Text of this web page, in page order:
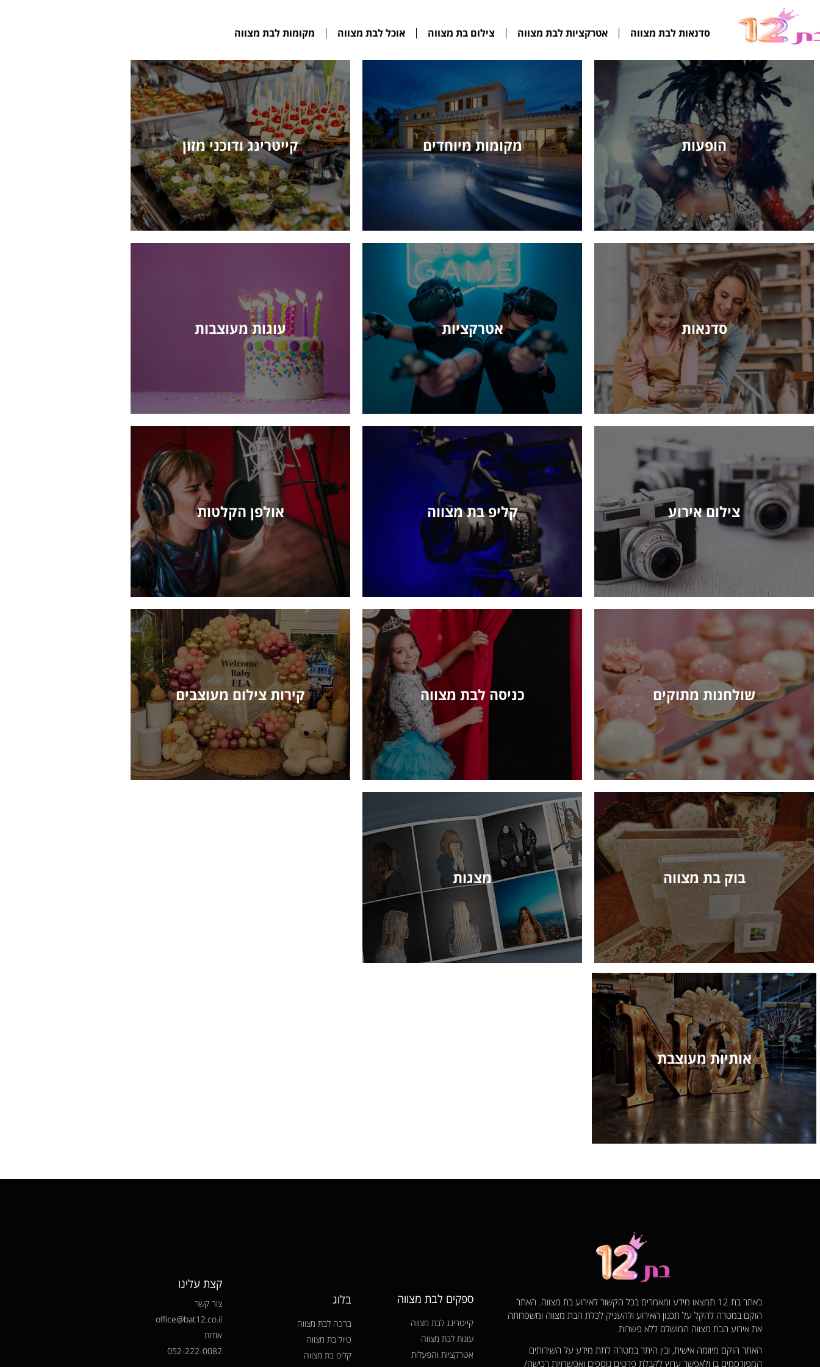
סדנאות לבת מצווה אטרקציות לבת מצווה צילום בת מצווה אוכל לבת מצווה מקומות לבת מצווה
הופעות
סדנאות
מקומות מיוחדים
אטרקציות
קייטרינג ודוכני מזון
עוגות מעוצבות
צילום אירוע
שולחנות מתוקים
קליפ בת מצווה
כניסה לבת מצווה
אולפן הקלטות
קירות צילום מעוצבים
בוק בת מצווה
אותיות מעוצבת
מצגות
באתר בת 12 תמצאו מידע ומאמרים בכל הקשור לאירוע בת מצווה. האתר
הוקם במטרה להקל על תכנון האירוע ולהעניק לכלת הבת מצווה ומשפחתה
את אירוע הבת מצווה המושלם ללא פשרות.
האתר הוקם מיוזמה אישית, ובין היתר במטרה לתת מידע על השירותים
המפורסמים בו ולאפשר ערוץ לקבלת פרטים נוספים ואפשרויות רכישה/
ספקים לבת מצווה
קייטרינג לבת מצווה
עוגות לבת מצווה
אטרקציות והפעלות
בלוג
ברכה לבת מצווה
טיול בת מצווה
קליפ בת מצווה
קצת עלינו
צור קשר
office@bat12.co.il
אודות
052-222-0082